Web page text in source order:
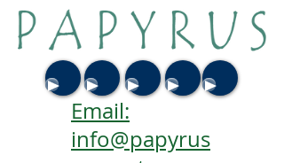
Email:
info@papyrus